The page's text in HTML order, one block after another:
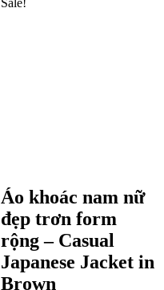
Áo khoác nam nữ
đẹp trơn form
rộng – Casual
Japanese Jacket in
Brown